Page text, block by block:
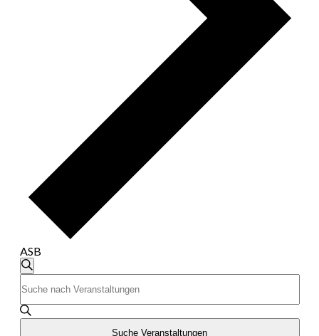
ASB
Veranstaltungen
Suche
und
Suche
Schlüsselwort
eingeben.
Suche
Suche Veranstaltungen